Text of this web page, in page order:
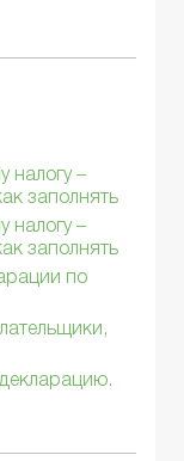
налогу –
заполнять
налогу –
заполнять
по